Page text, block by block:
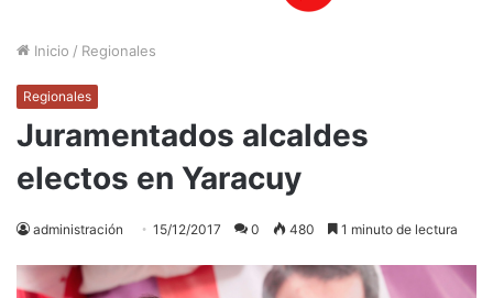
Inicio / Regionales
Regionales
Juramentados alcaldes
electos en Yaracuy
administración 15/12/2017 0 480 1 minuto de lectura